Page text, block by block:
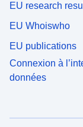
EU research
EU Whoiswho
EU publications
Connexion à
données